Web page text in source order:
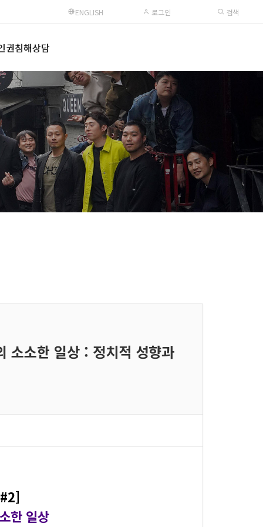
ENGLISH 로그인 검색
권침해상담
소한 일상 : 정치적 성향과
한 일상